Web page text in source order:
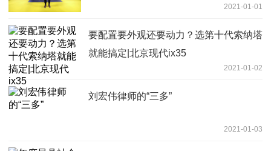
2021-01-01
要配置要外观还要动力？选第十代索纳塔
就能搞定|北京现代ix35
2021-01-02
刘宏伟律师的“三多”
2021-01-03